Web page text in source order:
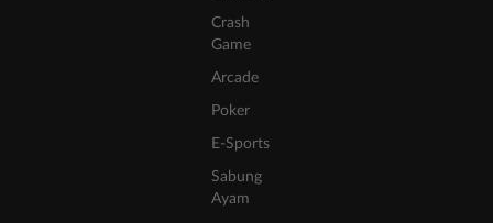
Crash
Game
Arcade
Poker
E-Sports
Sabung
Ayam